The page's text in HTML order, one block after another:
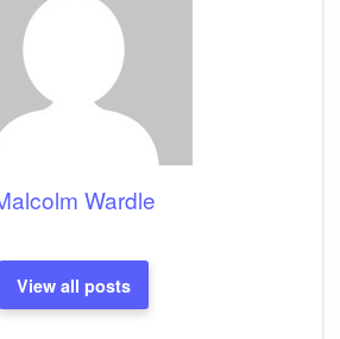
Wardle
View all posts